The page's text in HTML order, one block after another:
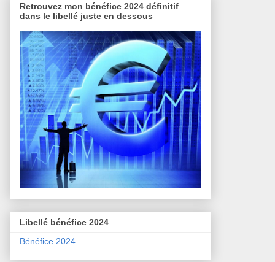
Retrouvez mon bénéfice 2024 définitif
dans le libellé juste en dessous
Libellé bénéfice 2024
Bénéfice 2024